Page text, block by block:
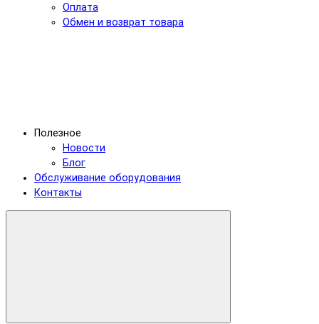
Оплата
Обмен и возврат товара
Полезное
Новости
Блог
Обслуживание оборудования
Контакты